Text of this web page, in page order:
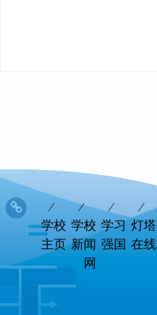
学校
主页
学校
新闻
网
学习
强国
灯塔
在线